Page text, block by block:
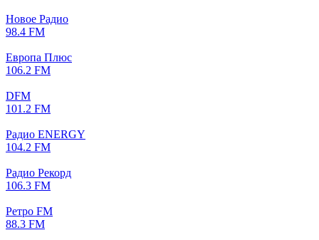
Новое Радио
98.4 FM
Европа Плюс
106.2 FM
DFM
101.2 FM
Радио ENERGY
104.2 FM
Радио Рекорд
106.3 FM
Ретро FM
88.3 FM